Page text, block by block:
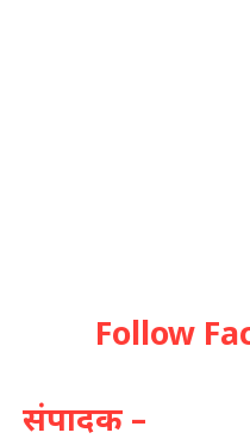
Follow
संपादक –